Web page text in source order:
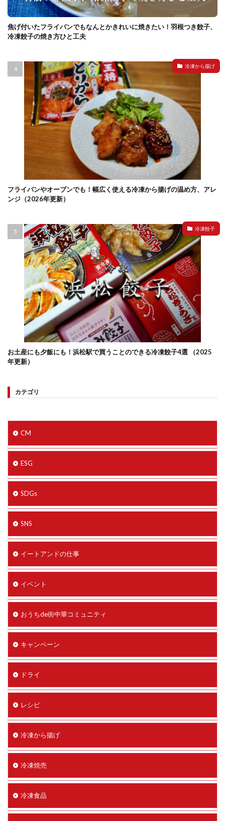
焦げ付いたフライパンでもなんとかきれいに焼きたい！羽根つき餃子、
冷凍餃子の焼き方ひと工夫
冷凍から揚げ
フライパンやオーブンでも！幅広く使える冷凍から揚げの温め方、アレ
ンジ（2026年更新）
冷凍餃子
お土産にも夕飯にも！浜松駅で買うことのできる冷凍餃子4選 （2025
年更新）
カテゴリ
CM
ESG
SDGs
SNS
イートアンドの仕事
イベント
おうちde街中華コミュニティ
キャンペーン
ドライ
レシピ
冷凍から揚げ
冷凍焼売
冷凍食品